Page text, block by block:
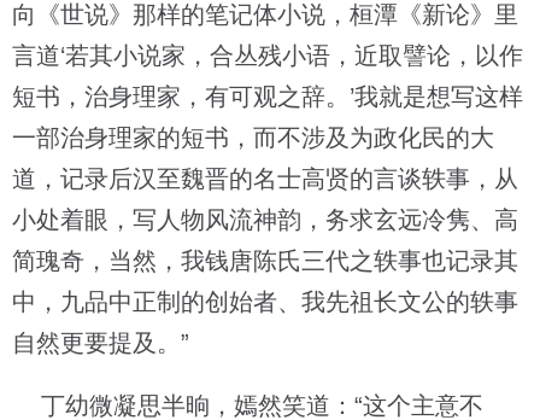
向《世说》那样的笔记体小说，桓潭《新论》里
言道‘若其小说家，合丛残小语，近取譬论，以作
短书，治身理家，有可观之辞。’我就是想写这样
一部治身理家的短书，而不涉及为政化民的大
道，记录后汉至魏晋的名士高贤的言谈轶事，从
小处着眼，写人物风流神韵，务求玄远冷隽、高
简瑰奇，当然，我钱唐陈氏三代之轶事也记录其
中，九品中正制的创始者、我先祖长文公的轶事
自然更要提及。”
丁幼微凝思半晌，嫣然笑道：“这个主意不